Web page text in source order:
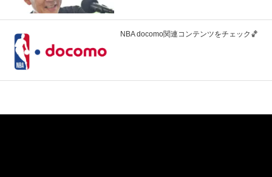
NBA docomo関連コンテンツをチェック🏀